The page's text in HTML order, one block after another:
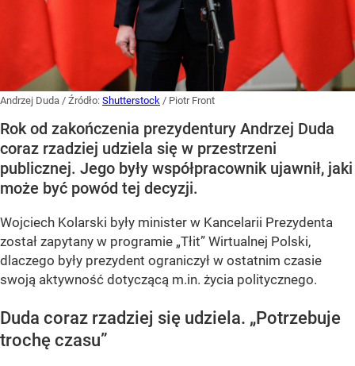
Andrzej Duda / Źródło: Shutterstock / Piotr Front
Rok od zakończenia prezydentury Andrzej Duda
coraz rzadziej udziela się w przestrzeni
publicznej. Jego były współpracownik ujawnił, jaki
może być powód tej decyzji.
Wojciech Kolarski były minister w Kancelarii Prezydenta
został zapytany w programie „Tłit” Wirtualnej Polski,
dlaczego były prezydent ograniczył w ostatnim czasie
swoją aktywność dotyczącą m.in. życia politycznego.
Duda coraz rzadziej się udziela. „Potrzebuje
trochę czasu”